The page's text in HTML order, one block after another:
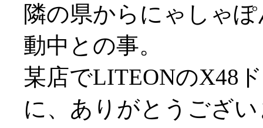
隣の県からにゃしゃ
動中との事。
某店でLITEONのX48
に、ありがとうござ